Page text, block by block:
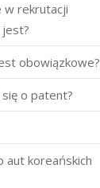
w rekrutacji
obowiązkowe?
o patent?
aut koreańskich